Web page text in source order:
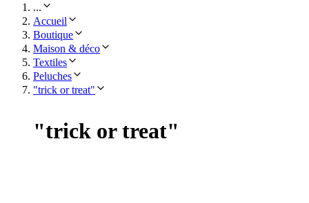
...
Accueil
Boutique
Maison & déco
Textiles
Peluches
"trick or treat"
"trick or treat"